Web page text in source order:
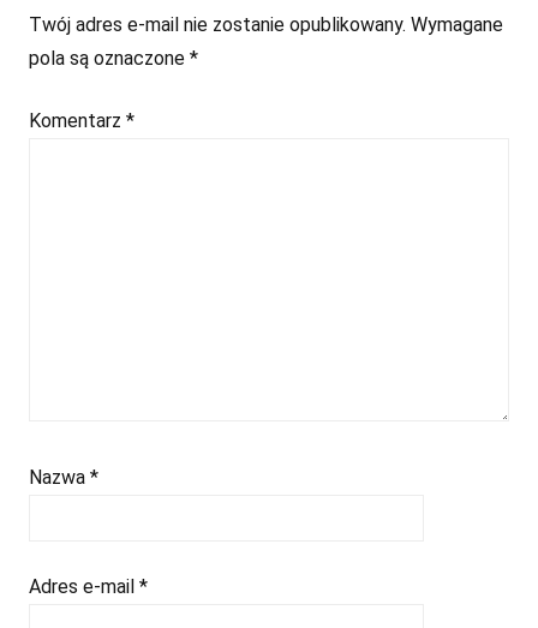
Twój adres e-mail nie zostanie opublikowany. Wymagane
pola są oznaczone *
Komentarz *
Nazwa *
Adres e-mail *